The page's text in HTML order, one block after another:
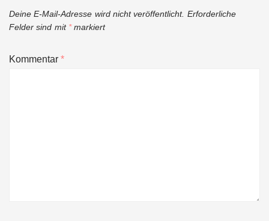
Deine E-Mail-Adresse wird nicht veröffentlicht. Erforderliche
Felder sind mit *markiert
Kommentar*